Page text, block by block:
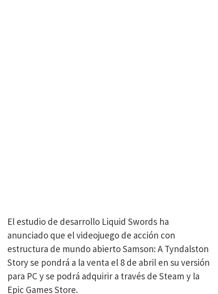
El estudio de desarrollo Liquid Swords ha
anunciado que el videojuego de acción con
estructura de mundo abierto Samson: A Tyndalston
Story se pondrá a la venta el 8 de abril en su versión
para PC y se podrá adquirir a través de Steam y la
Epic Games Store.